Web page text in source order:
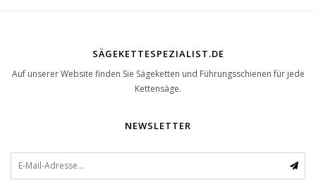
SÄGEKETTESPEZIALIST.DE
Auf unserer Website finden Sie Sägeketten und Führungsschienen für jede
Kettensäge.
NEWSLETTER